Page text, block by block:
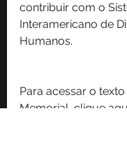
contribuir com o
Interamericano de
Humanos.
Para acessar o
Memorial, clique